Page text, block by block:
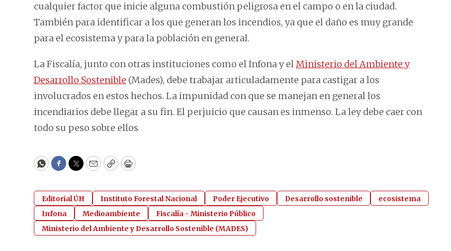
cualquier factor que inicie alguna combustión peligrosa en el campo o en la ciudad.
También para identificar a los que generan los incendios, ya que el daño es muy grande
para el ecosistema y para la población en general.
La Fiscalía, junto con otras instituciones como el Infona y elMinisterio del Ambiente y
Desarrollo Sostenible (Mades), debe trabajar articuladamente para castigar a los
involucrados en estos hechos. La impunidad con que se manejan en general los
incendiarios debe llegar a su fin. El perjuicio que causan es inmenso. La ley debe caer con
todo su peso sobre ellos
WhatsApp
Facebook
Twitter
EmailCopyPrint
Editorial ÚH Instituto Forestal Nacional Poder Ejecutivo Desarrollo sostenible
ecosistema
Infona
Medioambiente
Fiscalía - Ministerio Público
Ministerio del Ambiente y Desarrollo Sostenible (MADES)